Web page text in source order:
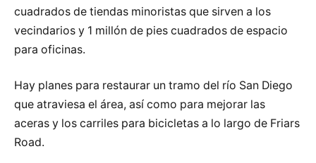
cuadrados de tiendas minoristas que sirven a los
vecindarios y 1 millón de pies cuadrados de espacio
para oficinas.
Hay planes para restaurar un tramo del río San Diego
que atraviesa el área, así como para mejorar las
aceras y los carriles para bicicletas a lo largo de Friars
Road.